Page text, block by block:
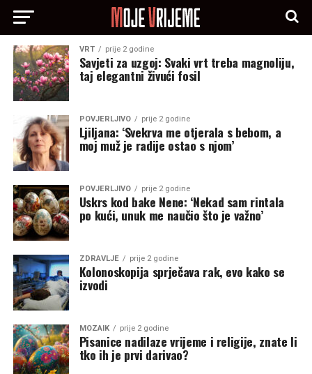
VRT prije 2 godine
Savjeti za uzgoj: Svaki vrt treba magnoliju,
taj elegantni živući fosil
POVJERLJIVO prije 2 godine
Ljiljana: ‘Svekrva me otjerala s bebom, a
moj muž je radije ostao s njom’
POVJERLJIVO prije 2 godine
Uskrs kod bake Nene: ‘Nekad sam rintala
po kući, unuk me naučio što je važno’
ZDRAVLJE prije 2 godine
Kolonoskopija sprječava rak, evo kako se
izvodi
MOZAIK prije 2 godine
Pisanice nadilaze vrijeme i religije, znate li
tko ih je prvi darivao?